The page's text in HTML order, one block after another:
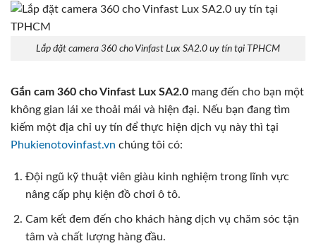
Lắp đặt camera 360 cho Vinfast Lux SA2.0 uy tín tại TPHCM
Gắn cam 360 cho Vinfast Lux SA2.0 mang đến cho bạn một
không gian lái xe thoải mái và hiện đại. Nếu bạn đang tìm
kiếm một địa chỉ uy tín để thực hiện dịch vụ này thì tại
Phukienotovinfast.vn chúng tôi có:
Đội ngũ kỹ thuật viên giàu kinh nghiệm trong lĩnh vực
nâng cấp phụ kiện đồ chơi ô tô.
Cam kết đem đến cho khách hàng dịch vụ chăm sóc tận
tâm và chất lượng hàng đầu.